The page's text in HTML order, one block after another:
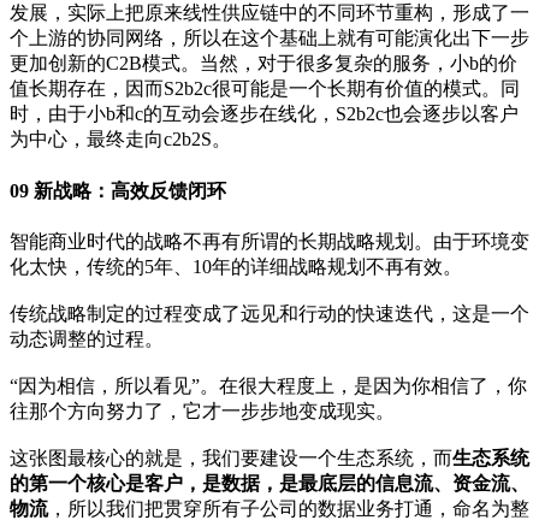
发展，实际上把原来线性供应链中的不同环节重构，形成了一
个上游的协同网络，所以在这个基础上就有可能演化出下一步
更加创新的C2B模式。当然，对于很多复杂的服务，小b的价
值长期存在，因而S2b2c很可能是一个长期有价值的模式。同
时，由于小b和c的互动会逐步在线化，S2b2c也会逐步以客户
为中心，最终走向c2b2S。
09 新战略：高效反馈闭环
智能商业时代的战略不再有所谓的长期战略规划。由于环境变
化太快，传统的5年、10年的详细战略规划不再有效。
传统战略制定的过程变成了远见和行动的快速迭代，这是一个
动态调整的过程。
“因为相信，所以看见”。在很大程度上，是因为你相信了，你
往那个方向努力了，它才一步步地变成现实。
这张图最核心的就是，我们要建设一个生态系统，而生态系统
的第一个核心是客户，是数据，是最底层的信息流、资金流、
物流，所以我们把贯穿所有子公司的数据业务打通，命名为整